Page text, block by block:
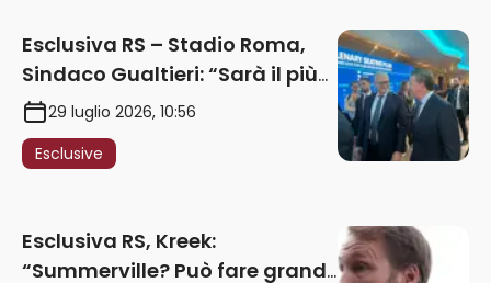
Esclusiva RS – Stadio Roma,
Sindaco Gualtieri: “Sarà il più
iconico del mondo. Assoluta
unità politica. Prima pietra nel
2027. Ricorsi strumentali?
29 luglio 2026, 10:56
Esclusive
Esclusiva RS, Kreek:
“Summerville? Può fare grandi